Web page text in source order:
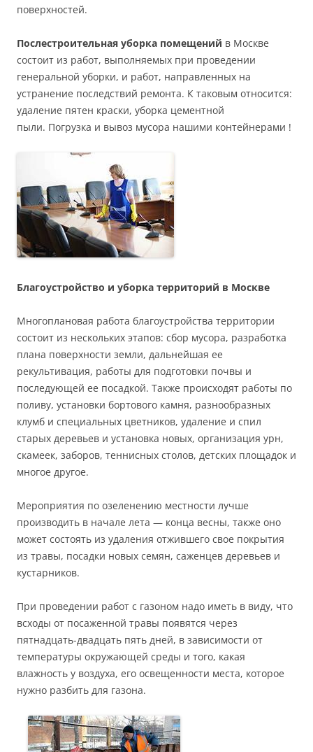
поверхностей.
Послестроительная уборка помещений в Москве
состоит из работ, выполняемых при проведении
генеральной уборки, и работ, направленных на
устранение последствий ремонта. К таковым относится:
удаление пятен краски, уборка цементной
пыли. Погрузка и вывоз мусора нашими контейнерами !
Благоустройство и уборка территорий в Москве
Многоплановая работа благоустройства территории
состоит из нескольких этапов: сбор мусора, разработка
плана поверхности земли, дальнейшая ее
рекультивация, работы для подготовки почвы и
последующей ее посадкой. Также происходят работы по
поливу, установки бортового камня, разнообразных
клумб и специальных цветников, удаление и спил
старых деревьев и установка новых, организация урн,
скамеек, заборов, теннисных столов, детских площадок и
многое другое.
Мероприятия по озеленению местности лучше
производить в начале лета — конца весны, также оно
может состоять из удаления отжившего свое покрытия
из травы, посадки новых семян, саженцев деревьев и
кустарников.
При проведении работ с газоном надо иметь в виду, что
всходы от посаженной травы появятся через
пятнадцать-двадцать пять дней, в зависимости от
температуры окружающей среды и того, какая
влажность у воздуха, его освещенности места, которое
нужно разбить для газона.